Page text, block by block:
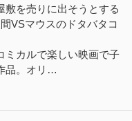
敷を売りに出そうとする
VSマウスのドタバタコ
ミカルで楽しい映画で子
品。オリ…